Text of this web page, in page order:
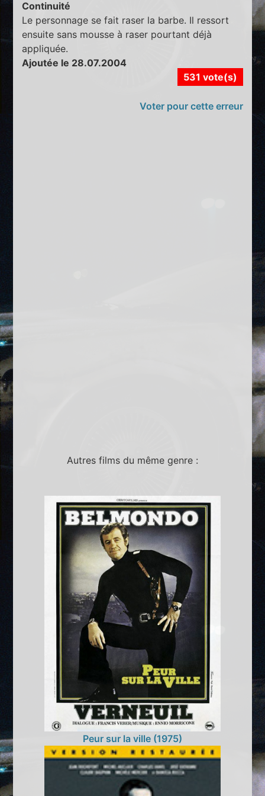
Continuité
Le personnage se fait raser la barbe. Il ressort
ensuite sans mousse à raser pourtant déjà
appliquée.
Ajoutée le 28.07.2004
531 vote(s)
Voter pour cette erreur
Autres films du même genre :
Peur sur la ville (1975)